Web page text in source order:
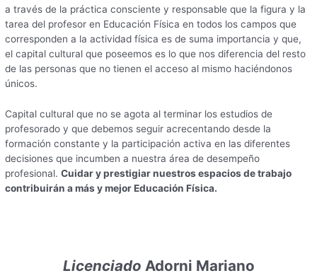
a través de la práctica consciente y responsable que la figura y la
tarea del profesor en Educación Física en todos los campos que
corresponden a la actividad física es de suma importancia y que,
el capital cultural que poseemos es lo que nos diferencia del resto
de las personas que no tienen el acceso al mismo haciéndonos
únicos.
Capital cultural que no se agota al terminar los estudios de
profesorado y que debemos seguir acrecentando desde la
formación constante y la participación activa en las diferentes
decisiones que incumben a nuestra área de desempeño
profesional.Cuidar y prestigiar nuestros espacios de trabajo
contribuirán a más y mejor Educación Física.
Licenciado Adorni Mariano